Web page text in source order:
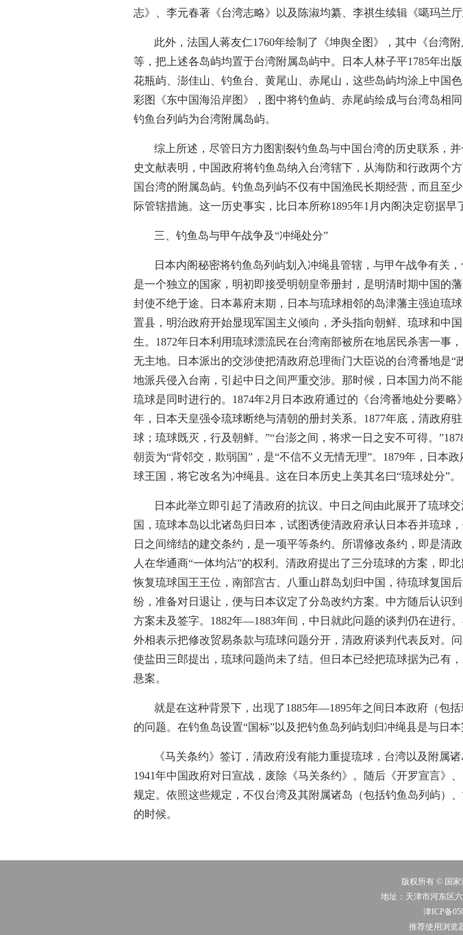
志》、李元春著《台湾志略》以及陈淑均纂、李祺生续辑《噶玛兰厅
此外，法国人蒋友仁1760年绘制了《坤舆全图》，其中《台湾
等，把上述各岛屿均置于台湾附属岛屿中。日本人林子平1785年出
花瓶屿、澎佳山、钓鱼台、黄尾山、赤尾山，这些岛屿均涂上中国
彩图《东中国海沿岸图》，图中将钓鱼屿、赤尾屿绘成与台湾岛相
钓鱼台列屿为台湾附属岛屿。
综上所述，尽管日方力图割裂钓鱼岛与中国台湾的历史联系，
史文献表明，中国政府将钓鱼岛纳入台湾辖下，从海防和行政两个
国台湾的附属岛屿。钓鱼岛列屿不仅有中国渔民长期经营，而且至
际管辖措施。这一历史事实，比日本所称1895年1月内阁决定窃据早
三、钓鱼岛与甲午战争及“冲绳处分”
日本内阁秘密将钓鱼岛列屿划入冲绳县管辖，与甲午战争有关
是一个独立的国家，明初即接受明朝皇帝册封，是明清时期中国的
封使不绝于途。日本幕府末期，日本与琉球相邻的岛津藩主强迫琉
置县，明治政府开始显现军国主义倾向，矛头指向朝鲜、琉球和中
生。1872年日本利用琉球漂流民在台湾南部被所在地居民杀害一事
无主地。日本派出的交涉使把清政府总理衙门大臣说的台湾番地是
地派兵侵入台南，引起中日之间严重交涉。那时候，日本国力尚不
琉球是同时进行的。1874年2月日本政府通过的《台湾番地处分要
年，日本天皇强令琉球断绝与清朝的册封关系。1877年底，清政府
球；琉球既灭，行及朝鲜。”“台澎之间，将求一日之安不可得。
朝贡为“背邻交，欺弱国”，是“不信不义无情无理”。1879年，日本
球王国，将它改名为冲绳县。这在日本历史上美其名曰“琉球处分”。
日本此举立即引起了清政府的抗议。中日之间由此展开了琉球
国，琉球本岛以北诸岛归日本，试图诱使清政府承认日本吞并琉球
日之间缔结的建交条约，是一项平等条约。所谓修改条约，即是清
人在华通商“一体均沾”的权利。清政府提出了三分琉球的方案，即
恢复琉球国王王位，南部宫古、八重山群岛划归中国，待琉球复国
纷，准备对日退让，便与日本议定了分岛改约方案。中方随后认识
方案未及签字。1882年—1883年间，中日就此问题的谈判仍在进行
外相表示把修改贸易条款与琉球问题分开，清政府谈判代表反对。
使盐田三郎提出，琉球问题尚未了结。但日本已经把琉球据为己有
悬案。
就是在这种背景下，出现了1885年—1895年之间日本政府（包
的问题。在钓鱼岛设置“国标”以及把钓鱼岛列屿划归冲绳县是与日
《马关条约》签订，清政府没有能力重提琉球，台湾以及附属
1941年中国政府对日宣战，废除《马关条约》。随后《开罗宣言》
规定。依照这些规定，不仅台湾及其附属诸岛（包括钓鱼岛列屿）
的时候。
版权所有 © 国
地址：天津市河东区
津ICP备
推荐使用浏览